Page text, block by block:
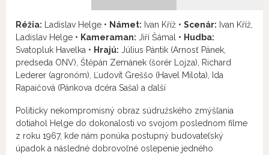
Réžia: Ladislav Helge • Námet: Ivan Kříž • Scenár: Ivan Kříž,
Ladislav Helge • Kameraman: Jiří Šámal • Hudba:
Svatopluk Havelka • Hrajú: Július Pántik (Arnosť Pánek,
predseda ONV), Štěpán Zemánek (šorér Lojza), Richard
Lederer (agronóm), Ľudovít Greššo (Havel Milota), Ida
Rapaičová (Pánkova dcéra Saša) a ďalší
Politicky nekompromisný obraz súdružského zmýšľania
dotiahol Helge do dokonalosti vo svojom poslednom filme
z roku 1967, kde nám ponúka postupný budovateľský
úpadok a následné dobrovoľné oslepenie jedného